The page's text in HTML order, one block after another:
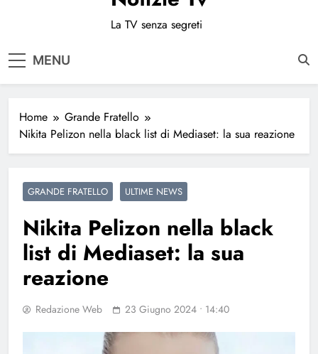
La TV senza segreti
MENU
Home
Grande Fratello
Nikita Pelizon nella black list di Mediaset: la sua reazione
GRANDE FRATELLO ULTIME NEWS
Nikita Pelizon nella black
list di Mediaset: la sua
reazione
Redazione Web 23 Giugno 2024 • 14:40